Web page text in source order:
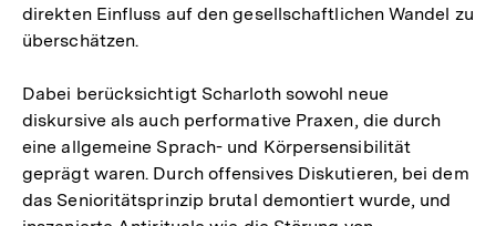
direkten Einfluss auf den gesellschaftlichen Wandel zu
überschätzen.
Dabei berücksichtigt Scharloth sowohl neue
diskursive als auch performative Praxen, die durch
eine allgemeine Sprach- und Körpersensibilität
geprägt waren. Durch offensives Diskutieren, bei dem
das Senioritätsprinzip brutal demontiert wurde, und